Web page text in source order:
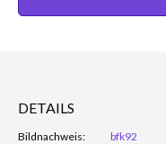
DETAILS
Bildnachweis:
bfk92